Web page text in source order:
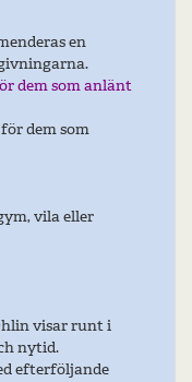
en
dem som anlänt
dem som
vila eller
visar runt i
nytid.
efterföljande